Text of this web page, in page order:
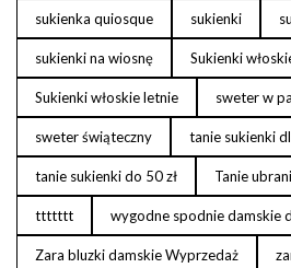
sukienka quiosque sukienki
sukienki na wiosnę Sukienki
Sukienki włoskie letnie sweter w
sweter świąteczny tanie sukienki
tanie sukienki do 50 zł Tanie
ttttttt wygodne spodnie damskie
Zara bluzki damskie Wyprzedaż